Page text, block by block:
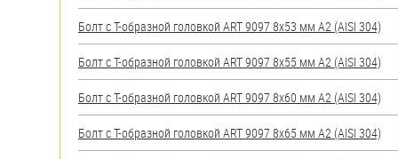
Шпильки
Шплинты
Штифты и пальцы
Болт с Т-образной головкой ART 9097 8х53 мм А2 (AISI 304)
Болт с Т-образной головкой ART 9097 8х55 мм А2 (AISI 304)
Болт с Т-образной головкой ART 9097 8х60 мм А2 (AISI 304)
Болт с Т-образной головкой ART 9097 8х65 мм А2 (AISI 304)